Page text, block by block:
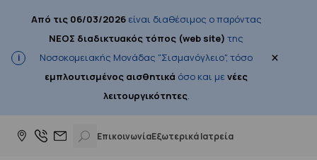
Από τις 06/03/2026είναι διαθέσιμος ο παρόντας
ΝΕΟΣ διαδικτυακός τόπος (web site) της
Νοσοκομειακής Μονάδας "Σισμανόγλειο", τόσο
εμπλουτισμένος αισθητικά όσο και μενέες
λειτουργικότητες.
×
ΕπικοινωνίαΕξωτερικά Ιατρεία